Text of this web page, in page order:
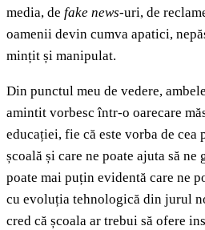
media, de fake news-uri, de
oamenii devin cumva apatici,
mințit și manipulat.
Din punctul meu de vedere,
amintit vorbesc într-o oarecare
educației, fie că este vorba de cea
școală și care ne poate ajuta să ne
poate mai puțin evidentă care ne
cu evoluția tehnologică din jurul
cred că școala ar trebui să ofere